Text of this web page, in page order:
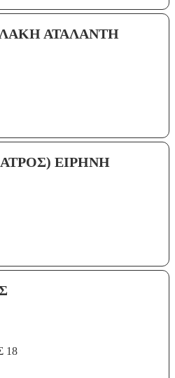
ΑΤΑΛΑΝΤΗ
ΕΙΡΗΝΗ
18